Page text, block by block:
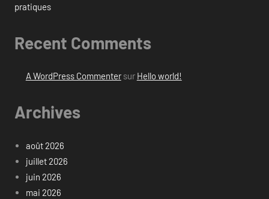
pratiques
Recent Comments
A WordPress Commentersur Hello world!
Archives
août 2026
juillet 2026
juin 2026
mai 2026